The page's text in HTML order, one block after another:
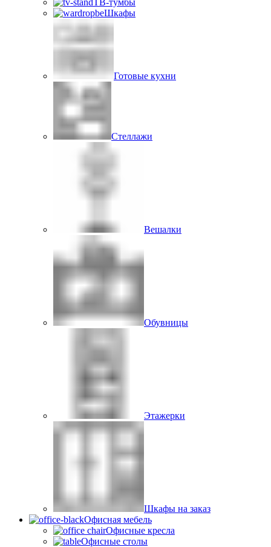
ТВ-тумбы
Шкафы
Готовые кухни
Стеллажи
Вешалки
Обувницы
Этажерки
Шкафы на заказ
Офисная мебель
Офисные кресла
Офисные столы